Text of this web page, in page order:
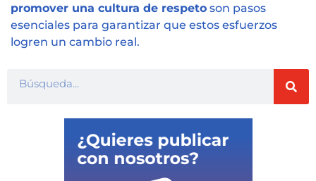
promover una cultura de respeto son pasos
esenciales para garantizar que estos esfuerzos
logren un cambio real.